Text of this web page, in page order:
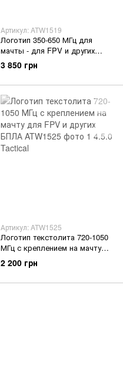
Артикул: ATW1519
Логотип 350-650 МГц для
мачты - для FPV и других
БПЛА.
3 850 грн
Артикул: ATW1525
Логотип текстолита 720-1050
МГц с креплением на мачту
для FPV и других БПЛА
2 200 грн